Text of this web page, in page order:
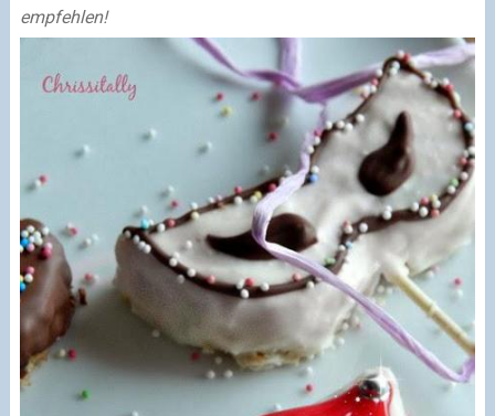
empfehlen!